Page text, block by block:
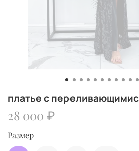
платье с
28 000 ₽
Размер